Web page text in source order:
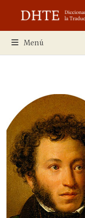
contenido
Menú